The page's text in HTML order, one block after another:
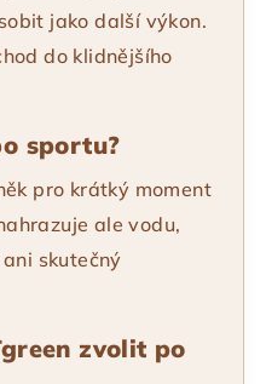
jako další výkon.
do klidnějšího
sportu?
pro krátký moment
ale vodu,
skutečný
zvolit po